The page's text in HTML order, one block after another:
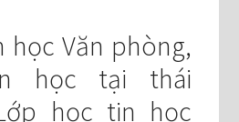
Văn phòng,
học tại thái
học tin học